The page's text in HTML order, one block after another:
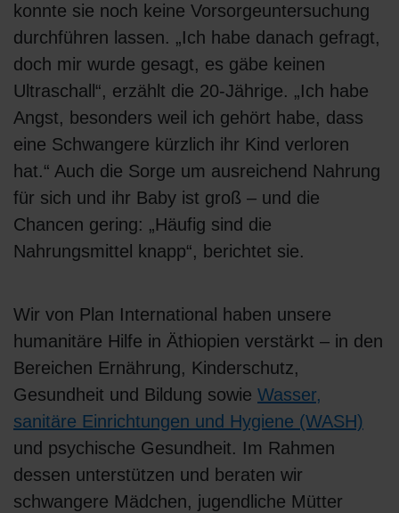
konnte sie noch keine Vorsorgeuntersuchung
durchführen lassen. „Ich habe danach gefragt,
doch mir wurde gesagt, es gäbe keinen
Ultraschall“, erzählt die 20-Jährige. „Ich habe
Angst, besonders weil ich gehört habe, dass
eine Schwangere kürzlich ihr Kind verloren
hat.“ Auch die Sorge um ausreichend Nahrung
für sich und ihr Baby ist groß – und die
Chancen gering: „Häufig sind die
Nahrungsmittel knapp“, berichtet sie.
Wir von Plan International haben unsere
humanitäre Hilfe in Äthiopien verstärkt – in den
Bereichen Ernährung, Kinderschutz,
Gesundheit und Bildung sowie Wasser,
sanitäre Einrichtungen und Hygiene (WASH)
und psychische Gesundheit. Im Rahmen
dessen unterstützen und beraten wir
schwangere Mädchen, jugendliche Mütter